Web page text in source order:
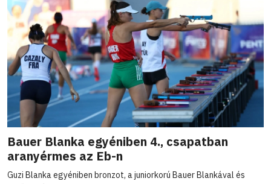
Bauer Blanka egyéniben 4., csapatban
aranyérmes az Eb-n
Guzi Blanka egyéniben bronzot, a juniorkorú Bauer Blankával és